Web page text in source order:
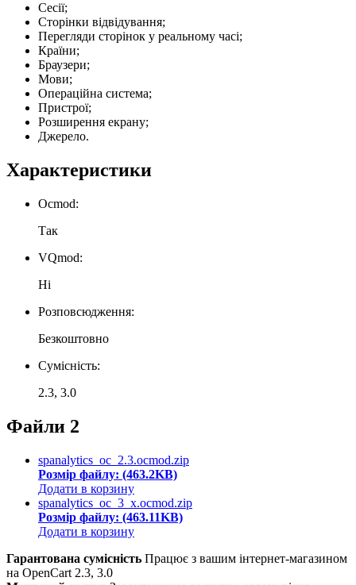
Сесії;
Сторінки відвідування;
Перегляди сторінок у реальному часі;
Країни;
Браузери;
Мови;
Операційна система;
Пристрої;
Розширення екрану;
Джерело.
Характеристики
Ocmod:
Так
VQmod:
Ні
Розповсюдження:
Безкоштовно
Сумісність:
2.3, 3.0
Файли 2
spanalytics_oc_2.3.ocmod.zip
Розмір файлу: (463.2KB)
Додати в корзину
spanalytics_oc_3_x.ocmod.zip
Розмір файлу: (463.11KB)
Додати в корзину
Гарантована сумісність Працює з вашим інтернет-магазином
на OpenCart 2.3, 3.0